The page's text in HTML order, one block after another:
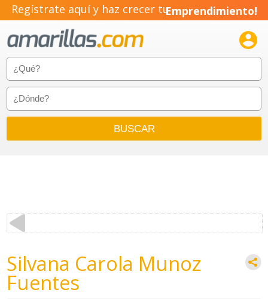
Regístrate aquí y haz crecer tuEmprendimiento!

Silvana Carola Munoz
Fuentes